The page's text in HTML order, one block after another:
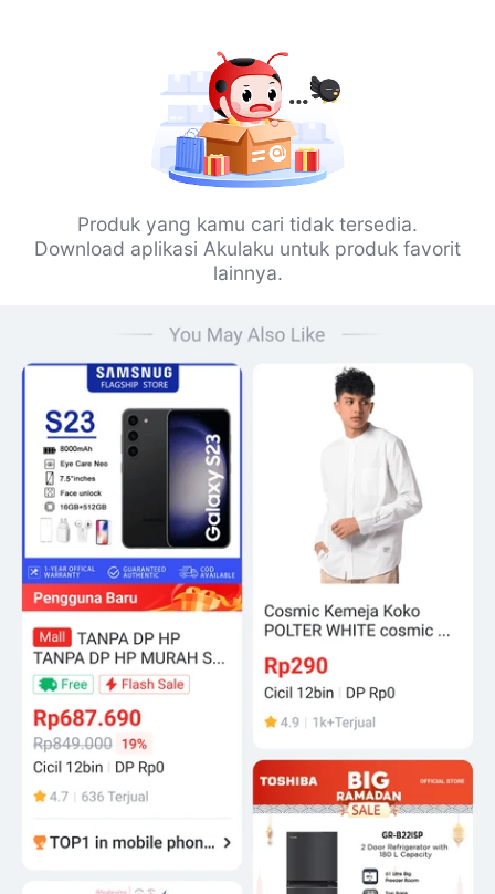
Produk yang kamu cari tidak tersedia.
Download aplikasi Akulaku untuk produk favorit
lainnya.